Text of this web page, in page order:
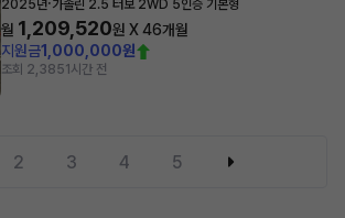
2025년 가솔린 2.5 터보 2WD 5인승 기본형
월 1,209,520원 X46개월
지원금1,000,000원
조회 2,3851시간 전
2 3 4 5